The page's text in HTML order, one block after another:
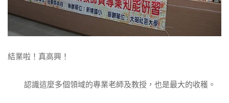
結業啦！真高興！
認識這麼多個領域的專業老師及教授，也是最大的收穫。